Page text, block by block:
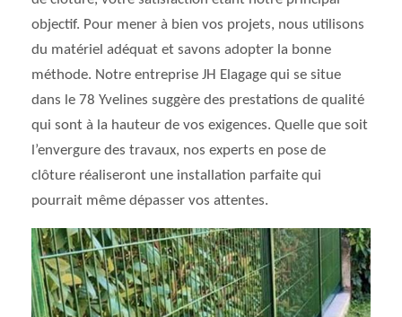
objectif. Pour mener à bien vos projets, nous utilisons
du matériel adéquat et savons adopter la bonne
méthode. Notre entreprise JH Elagage qui se situe
dans le 78 Yvelines suggère des prestations de qualité
qui sont à la hauteur de vos exigences. Quelle que soit
l’envergure des travaux, nos experts en pose de
clôture réaliseront une installation parfaite qui
pourrait même dépasser vos attentes.